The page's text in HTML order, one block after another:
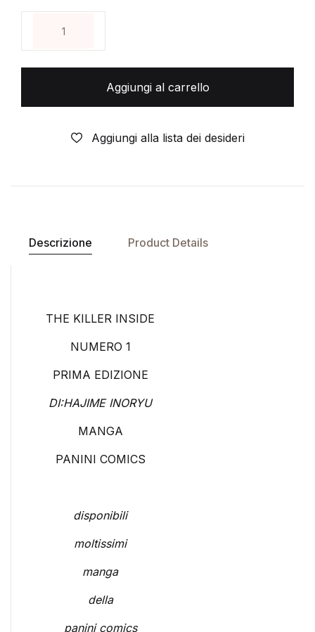
Aggiungi al carrello
Aggiungi alla lista dei desideri
Descrizione Product Details
THE KILLER INSIDE
NUMERO 1
PRIMA EDIZIONE
DI:HAJIME INORYU
MANGA
PANINI COMICS
disponibili
moltissimi
manga
della
panini comics